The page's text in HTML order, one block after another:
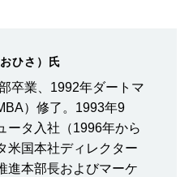
ひさ）氏
卒業、1992年ダートマ
）修了。1993年9
ータ入社（1996年から
米国本社ディレクター
進本部長およびマーケ